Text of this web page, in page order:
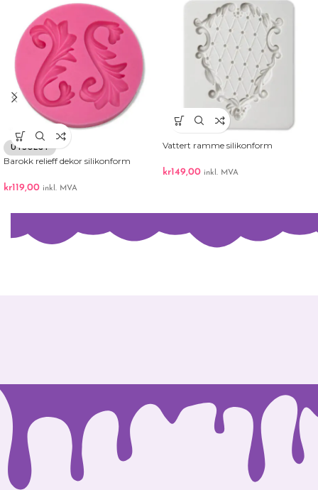
UTSOLGT
Barokk relieff dekor silikonform
kr119,00 inkl. MVA
Vattert ramme silikonform
kr149,00 inkl. MVA